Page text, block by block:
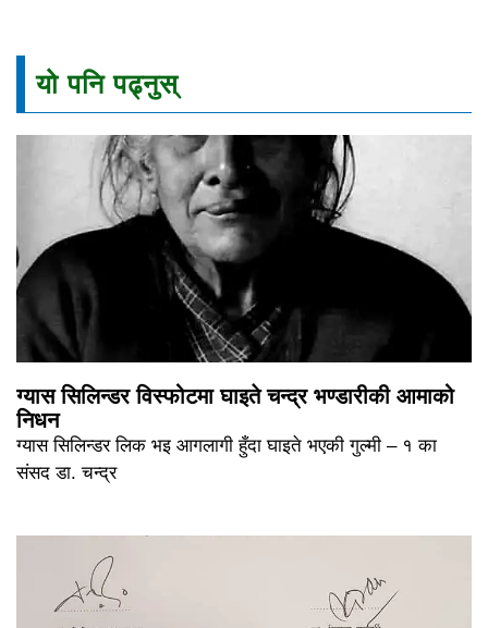
यो पनि पढ्नुस्
ग्यास सिलिन्डर विस्फोटमा घाइते चन्द्र भण्डारीकी आमाको
निधन
ग्यास सिलिन्डर लिक भइ आगलागी हुँदा घाइते भएकी गुल्मी – १ का
संसद डा. चन्द्र